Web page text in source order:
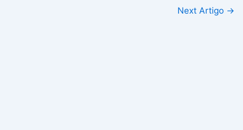
Next Artigo →